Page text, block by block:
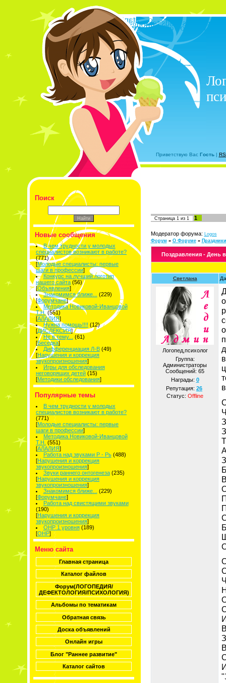
Приветствую Вас Гость|
Поиск
Новые сообщения
В чем трудности у молодых
специалистов возникают в работе?
(771)
[Молодые специалисты: первые
шаги в профессии]
Конкурс на лучший логотип
нашего сайта (56)
[Объявления]
Знакомимся ближе...
(229)
[Форумчане]
Методика Новиковой-Иванцовой
Т.Н. (551)
[АЛАЛИЯ]
Нужна помощь!!!! (12)
[ДИСЛЕКСИЯ]
Не в тему...
(61)
[Беседка]
Дифференциация Л-В (49)
[Нарушения и коррекция
звукопроизношения]
Игры для обследования
неговорящих детей (15)
[Методики обследования]
Популярные темы
В чем трудности у молодых
специалистов возникают в работе?
(771)
[Молодые специалисты: первые
шаги в профессии]
Методика Новиковой-Иванцовой
Т.Н. (551)
[АЛАЛИЯ]
Работа над звуками Р - Рь (488)
[Нарушения и коррекция
звукопроизношения]
Звуки раннего онтогенеза (235)
[Нарушения и коррекция
звукопроизношения]
Знакомимся ближе...
(229)
[Форумчане]
Работа над свистящими звуками
(190)
[Нарушения и коррекция
звукопроизношения]
ОНР 1 уровня (189)
[ОНР]
Меню сайта
Главная страница
Каталог файлов
Форум(ЛОГОПЕДИЯ/
ДЕФЕКТОЛОГИЯ/ПСИХОЛОГИЯ)
Альбомы по тематикам
Обратная связь
Доска объявлений
Онлайн игры
Блог "Раннее развитие"
Каталог сайтов
Страница 1из 1 1
Модератор форума: Logos
Форум » О Форуме » Праздники
Поздравления - День
Cветлана
Логопед,психолог
Группа:
Администраторы
Сообщений: 65
Награды: 0
Репутация: 26
Статус: Offline